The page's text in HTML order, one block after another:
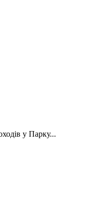
у Парку...